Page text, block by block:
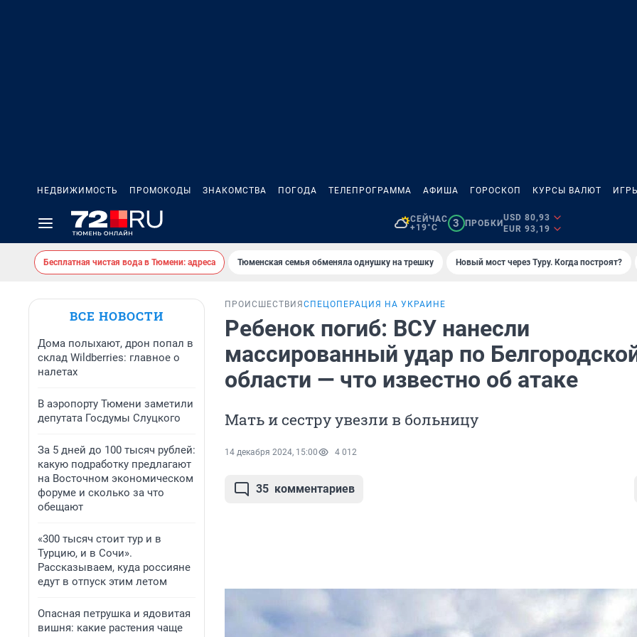
НЕДВИЖИМОСТЬ ПРОМОКОДЫ ЗНАКОМСТВА ПОГОДА ТЕЛЕПРОГРАММА АФИША ГОРОСКОП КУРСЫ ВАЛЮТ
СЕЙЧАС
+19°C
3 ПРОБКИ
USD 80,93
EUR 93,19
Бесплатная чистая вода в Тюмени: адреса Тюменская семья обменяла однушку на трешку Новый мост через Туру. Когда построят?
ВСЕ НОВОСТИ
Дома полыхают, дрон попал в
склад Wildberries: главное о
налетах
В аэропорту Тюмени заметили
депутата Госдумы Слуцкого
За 5 дней до 100 тысяч рублей:
какую подработку предлагают
на Восточном экономическом
форуме и сколько за что
обещают
«300 тысяч стоит тур и в
Турцию, и в Сочи».
Рассказываем, куда россияне
едут в отпуск этим летом
Опасная петрушка и ядовитая
вишня: какие растения чаще
ПРОИСШЕСТВИЯ СПЕЦОПЕРАЦИЯ НА УКРАИНЕ
Ребенок погиб: ВСУ нанесли
массированный удар по
области — что известно об атаке
Мать и сестру увезли в больницу
14 декабря 2024, 15:00 4 012
35 комментариев